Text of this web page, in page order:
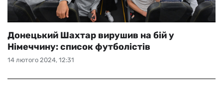
14 лютого 2024, 12:31
Донецький Шахтар вирушив на бій у
Німеччину: список футболістів